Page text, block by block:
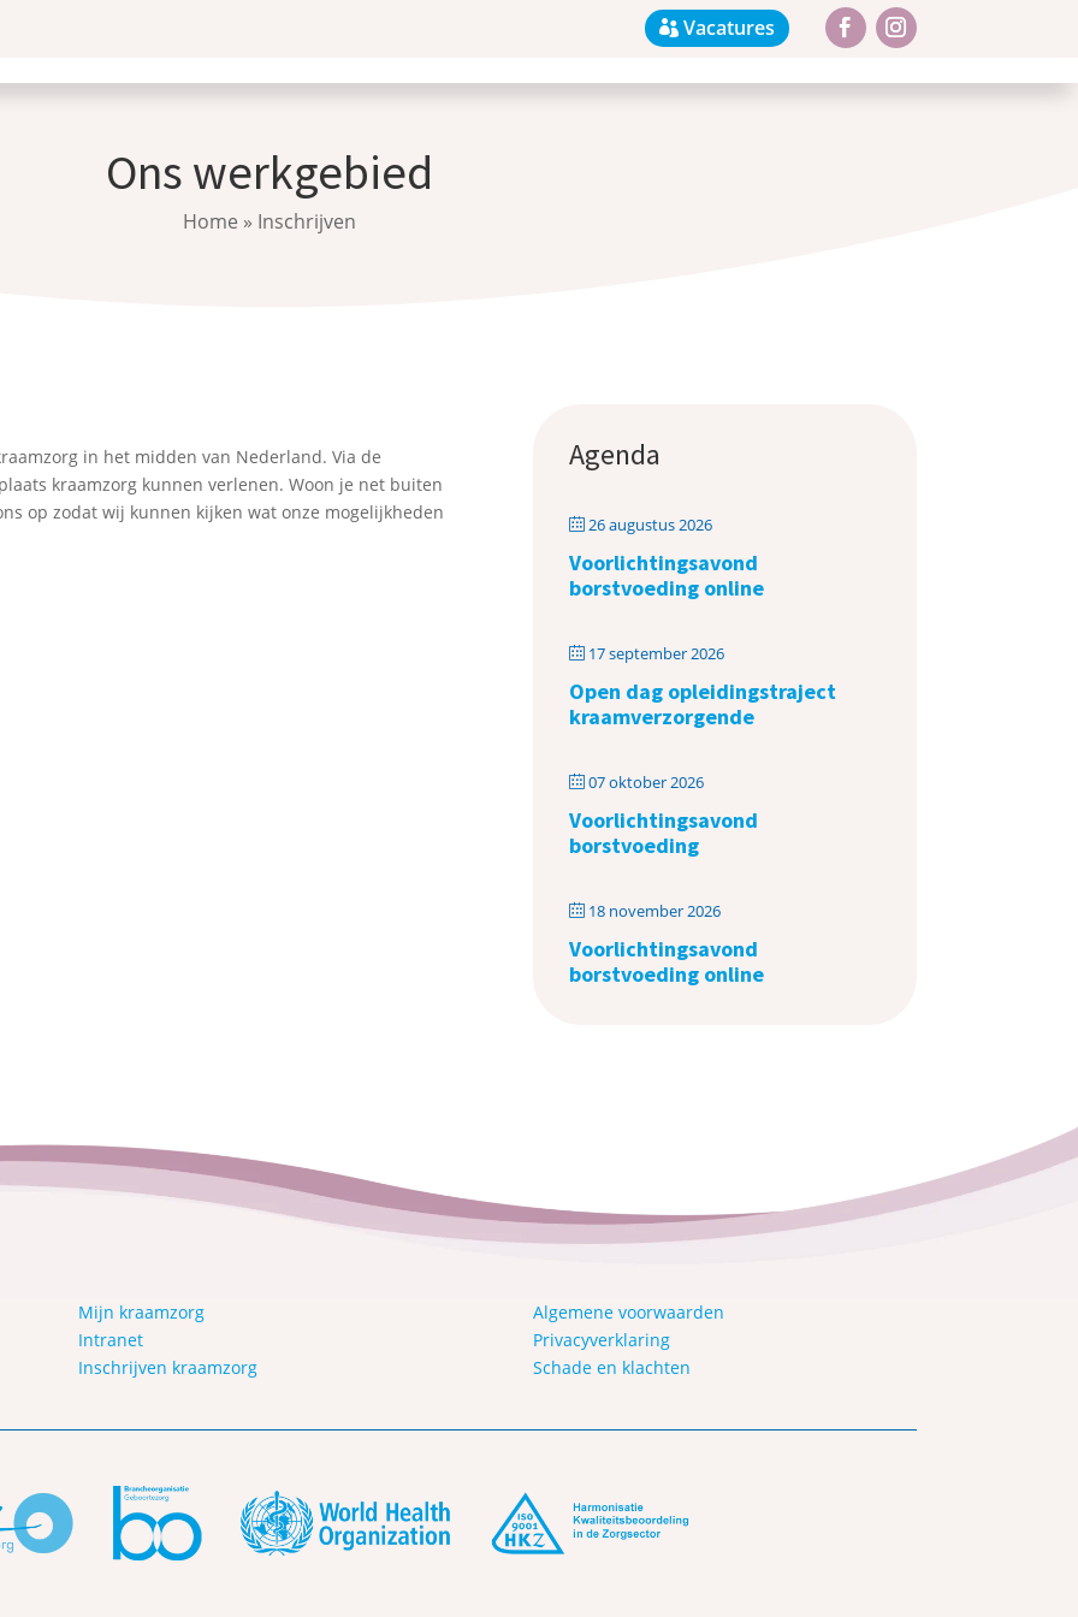
Vacatures
Ons werkgebied
Home » Inschrijven
in het midden van Nederland. Via de
kraamzorg kunnen verlenen. Woon je net buiten
op zodat wij kunnen kijken wat onze mogelijkheden
Agenda
26 augustus 2026
Voorlichtingsavond
borstvoeding online
17 september 2026
Open dag opleidingstraject
kraamverzorgende
07 oktober 2026
Voorlichtingsavond
borstvoeding
18 november 2026
Voorlichtingsavond
borstvoeding online
Mijn kraamzorg
Intranet
Inschrijven kraamzorg
Algemene voorwaarden
Privacyverklaring
Schade en klachten